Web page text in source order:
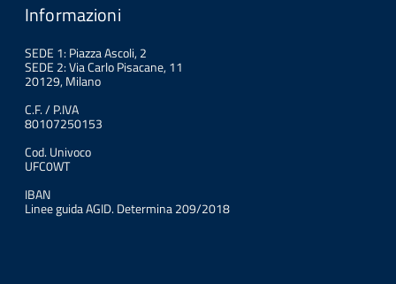
Informazioni
SEDE 1: Piazza Ascoli, 2
SEDE 2: Via Carlo Pisacane, 11
20129, Milano
C.F. / P.IVA
80107250153
Cod. Univoco
UFC0WT
IBAN
Linee guida AGID. Determina 209/2018